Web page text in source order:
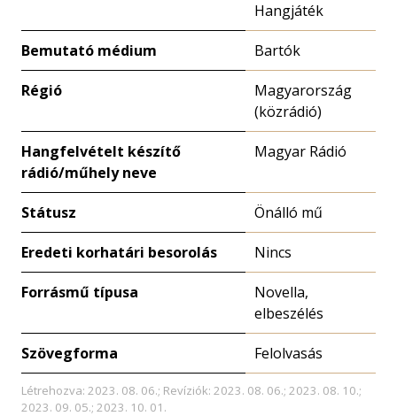
Hangjáték
Bemutató médium Bartók
Régió
Magyarország
(közrádió)
Hangfelvételt készítő
rádió/műhely neve
Magyar Rádió
Státusz Önálló mű
Eredeti korhatári besorolás Nincs
Forrásmű típusa
Novella,
elbeszélés
Szövegforma Felolvasás
Létrehozva: 2023. 08. 06.; Revíziók: 2023. 08. 06.; 2023. 08. 10.;
2023. 09. 05.; 2023. 10. 01.